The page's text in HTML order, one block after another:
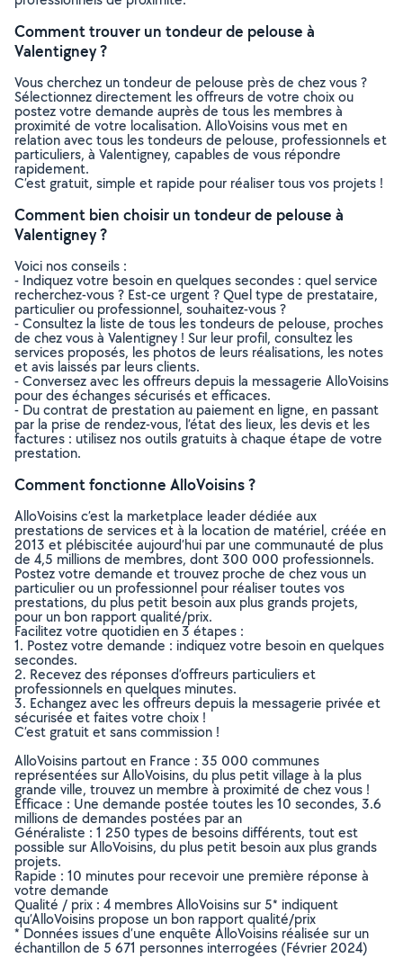
Comment trouver un tondeur de pelouse à
Valentigney ?
Vous cherchez un tondeur de pelouse près de chez vous ?
Sélectionnez directement les offreurs de votre choix ou
postez votre demande auprès de tous les membres à
proximité de votre localisation. AlloVoisins vous met en
relation avec tous les tondeurs de pelouse, professionnels et
particuliers, à Valentigney, capables de vous répondre
rapidement.
C’est gratuit, simple et rapide pour réaliser tous vos projets !
Comment bien choisir un tondeur de pelouse à
Valentigney ?
Voici nos conseils :
- Indiquez votre besoin en quelques secondes : quel service
recherchez-vous ? Est-ce urgent ? Quel type de prestataire,
particulier ou professionnel, souhaitez-vous ?
- Consultez la liste de tous les tondeurs de pelouse, proches
de chez vous à Valentigney ! Sur leur profil, consultez les
services proposés, les photos de leurs réalisations, les notes
et avis laissés par leurs clients.
- Conversez avec les offreurs depuis la messagerie AlloVoisins
pour des échanges sécurisés et efficaces.
- Du contrat de prestation au paiement en ligne, en passant
par la prise de rendez-vous, l’état des lieux, les devis et les
factures : utilisez nos outils gratuits à chaque étape de votre
prestation.
Comment fonctionne AlloVoisins ?
AlloVoisins c’est la marketplace leader dédiée aux
prestations de services et à la location de matériel, créée en
2013 et plébiscitée aujourd’hui par une communauté de plus
de 4,5 millions de membres, dont 300 000 professionnels.
Postez votre demande et trouvez proche de chez vous un
particulier ou un professionnel pour réaliser toutes vos
prestations, du plus petit besoin aux plus grands projets,
pour un bon rapport qualité/prix.
Facilitez votre quotidien en 3 étapes :
1. Postez votre demande : indiquez votre besoin en quelques
secondes.
2. Recevez des réponses d’offreurs particuliers et
professionnels en quelques minutes.
3. Echangez avec les offreurs depuis la messagerie privée et
sécurisée et faites votre choix !
C’est gratuit et sans commission !
AlloVoisins partout en France : 35 000 communes
représentées sur AlloVoisins, du plus petit village à la plus
grande ville, trouvez un membre à proximité de chez vous !
Efficace : Une demande postée toutes les 10 secondes, 3.6
millions de demandes postées par an
Généraliste : 1 250 types de besoins différents, tout est
possible sur AlloVoisins, du plus petit besoin aux plus grands
projets.
Rapide : 10 minutes pour recevoir une première réponse à
votre demande
Qualité / prix : 4 membres AlloVoisins sur 5* indiquent
qu’AlloVoisins propose un bon rapport qualité/prix
* Données issues d’une enquête AlloVoisins réalisée sur un
échantillon de 5 671 personnes interrogées (Février 2024)